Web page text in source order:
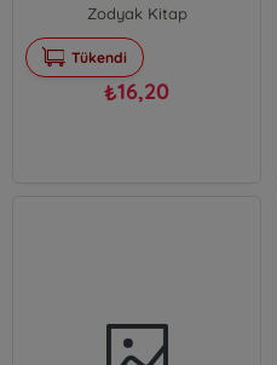
John Mearsheimer
Zodyak Kitap
Tükendi
₺16,20